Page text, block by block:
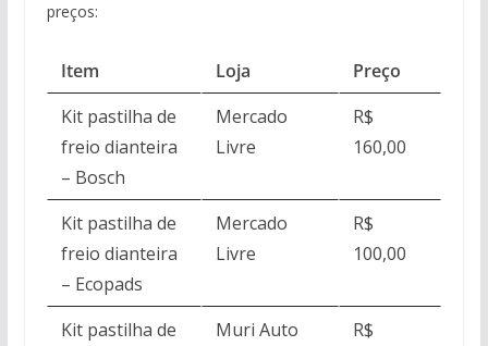
preços:
Item Loja
Preço
Kit pastilha de
freio dianteira
– Bosch
Mercado
Livre
R$
160,00
Kit pastilha de
freio dianteira
– Ecopads
Mercado
Livre
R$
100,00
Kit pastilha de
Muri Auto
R$